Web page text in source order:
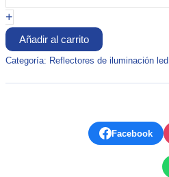
RECARGABLE
50W
OPALUX
cantidad
+
Añadir al carrito
Categoría: Reflectores de iluminación led
Facebook